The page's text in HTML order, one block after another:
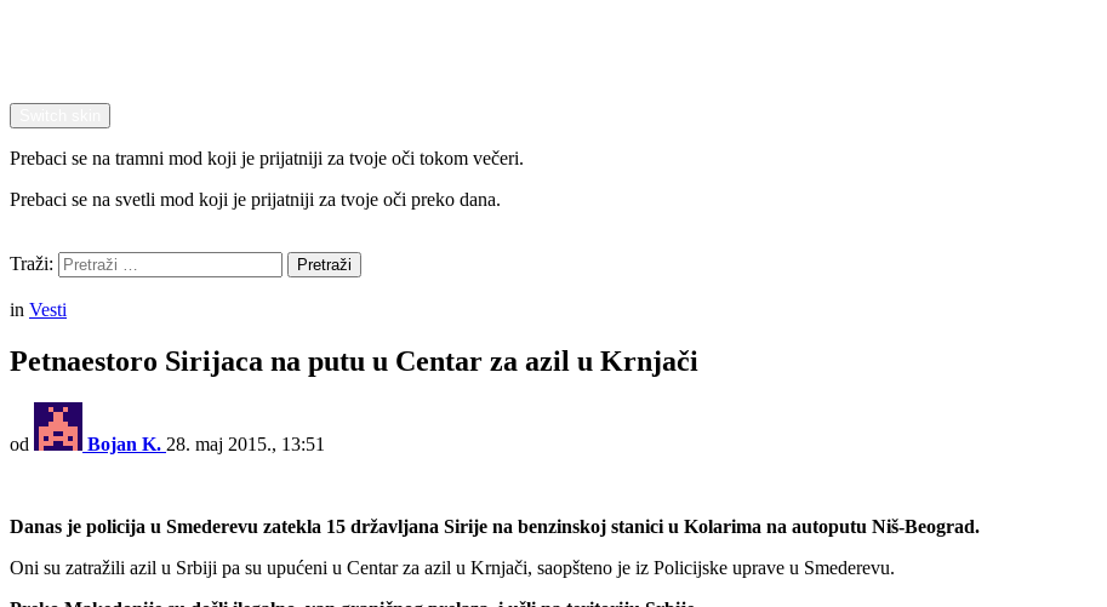
Prebaci se na tramni mod koji je prijatniji za tvoje oči tokom večeri.
Prebaci se na svetli mod koji je prijatniji za tvoje oči preko dana.
Traži:
Pretraži
in Vesti
Petnaestoro Sirijaca na putu u Centar za azil u Krnjači
od Bojan K. 28. maj 2015., 13:51
Danas je policija u Smederevu zatekla 15 državljana Sirije na benzinskoj stanici u Kolarima na autoputu Niš-Beograd.
Oni su zatražili azil u Srbiji pa su upućeni u Centar za azil u Krnjači, saopšteno je iz Policijske uprave u Smederevu.